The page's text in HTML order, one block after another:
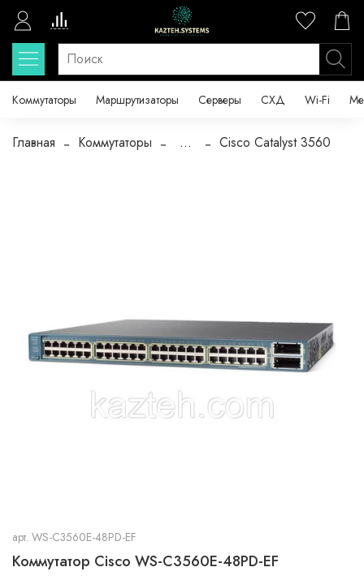
Коммутаторы Маршрутизаторы Серверы СХД Wi-Fi
Главная Коммутаторы ... Cisco Catalyst 3560
арт. WS-C3560E-48PD-EF
Коммутатор Cisco WS-C3560E-48PD-EF